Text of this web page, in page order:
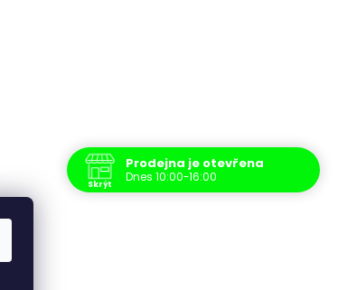
Prodejna je otevřena
Dnes 10:00-16:00
Skrýt